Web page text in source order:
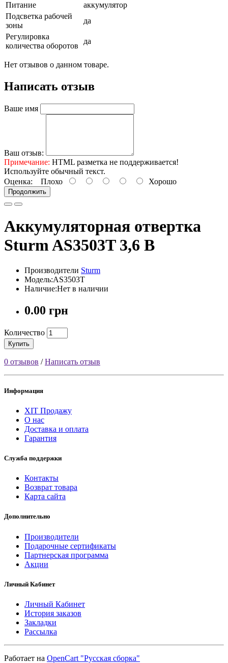
Питание
аккумулятор
Подсветка рабочей
зоны
да
Регулировка
количества оборотов
да
Нет отзывов о данном товаре.
Написать отзыв
Ваше имя
Ваш отзыв:
Примечание: HTML разметка не поддерживается!
Используйте обычный текст.
Оценка: Плохо Хорошо
Продолжить
Аккумуляторная отвертка
Sturm AS3503T 3,6 В
Производители Sturm
Модель:AS3503T
Наличие:Нет в наличии
0.00 грн
Количество
Купить
0 отзывов /Написать отзыв
Информация
ХІТ Продажу
О нас
Доставка и оплата
Гарантия
Служба поддержки
Контакты
Возврат товара
Карта сайта
Дополнительно
Производители
Подарочные сертификаты
Партнерская программа
Акции
Личный Кабинет
Личный Кабинет
История заказов
Закладки
Рассылка
Работает на OpenCart "Русская сборка"